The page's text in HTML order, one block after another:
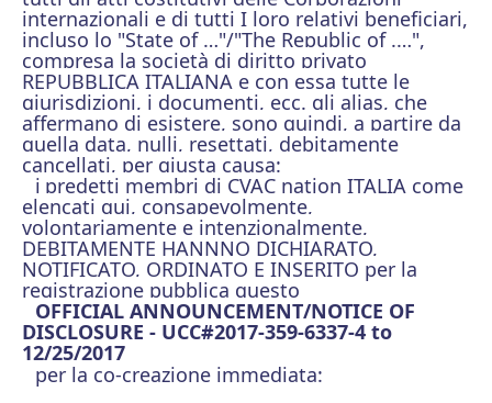
internazionali e di tutti I loro relativi beneficiari,
incluso lo "State of …"/"The Republic of .…",
compresa la società di diritto privato
REPUBBLICA ITALIANA e con essa tutte le
giurisdizioni, i documenti, ecc. gli alias, che
affermano di esistere, sono quindi, a partire da
quella data, nulli, resettati, debitamente
cancellati, per giusta causa:
i predetti membri di CVAC nation ITALIA come
elencati qui, consapevolmente,
volontariamente e intenzionalmente,
DEBITAMENTE HANNNO DICHIARATO,
NOTIFICATO, ORDINATO E INSERITO per la
registrazione pubblica questo
OFFICIAL ANNOUNCEMENT/NOTICE OF
DISCLOSURE - UCC#2017-359-6337-4 to
12/25/2017
per la co-creazione immediata: